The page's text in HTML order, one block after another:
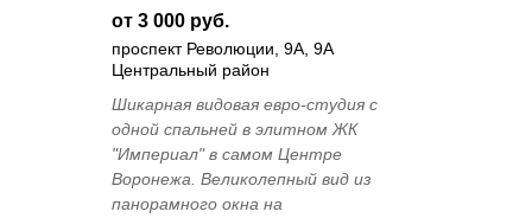
от 3 000 руб.
проспект Революции, 9А, 9А
Центральный район
Шикарная видовая евро-студия с
одной спальней в элитном ЖК
"Империал" в самом Центре
Воронежа. Великолепный вид из
панорамного окна на